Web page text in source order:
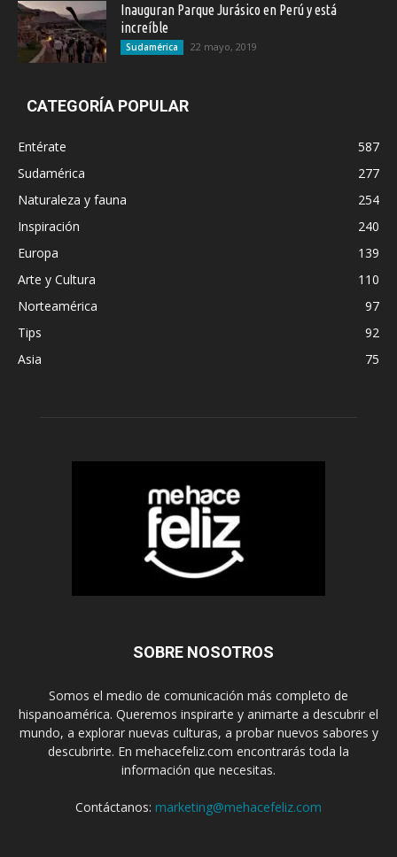
Inauguran Parque Jurásico en Perú y está
increíble
Sudamérica 22 mayo, 2019
CATEGORÍA POPULAR
Entérate
587
Sudamérica
277
Naturaleza y fauna
254
Inspiración
240
Europa
139
Arte y Cultura
110
Norteamérica
97
Tips
92
Asia
75
SOBRE NOSOTROS
Somos el medio de comunicación más completo de
hispanoamérica. Queremos inspirarte y animarte a descubrir el
mundo, a explorar nuevas culturas, a probar nuevos sabores y
descubrirte. En mehacefeliz.com encontrarás toda la
información que necesitas.
Contáctanos: marketing@mehacefeliz.com